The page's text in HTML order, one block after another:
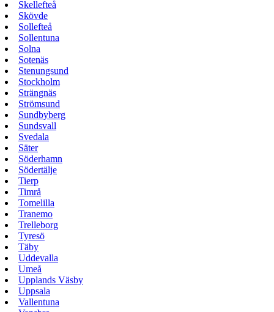
Skellefteå
Skövde
Sollefteå
Sollentuna
Solna
Sotenäs
Stenungsund
Stockholm
Strängnäs
Strömsund
Sundbyberg
Sundsvall
Svedala
Säter
Söderhamn
Södertälje
Tierp
Timrå
Tomelilla
Tranemo
Trelleborg
Tyresö
Täby
Uddevalla
Umeå
Upplands Väsby
Uppsala
Vallentuna